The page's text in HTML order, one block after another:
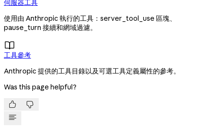
伺服器工具
使用由 Anthropic 執行的工具：server_tool_use 區塊、
pause_turn 接續和網域過濾。

工具參考
Anthropic 提供的工具目錄以及可選工具定義屬性的參考。
Was this page helpful?
 